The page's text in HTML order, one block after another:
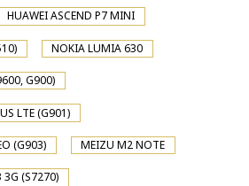
HUAWEI ASCEND P7 MINI
NOKIA LUMIA 630
G900)
LTE (G901)
(G903) MEIZU M2 NOTE
3G (S7270)